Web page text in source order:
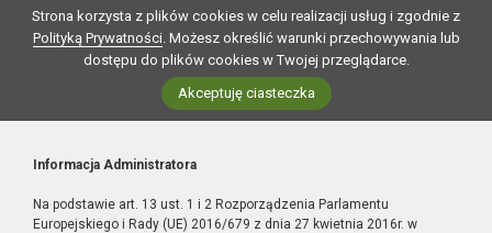
Strona korzysta z plików cookies w celu realizacji usług i zgodnie z
Polityką Prywatności. Możesz określić warunki przechowywania lub
dostępu do plików cookies w Twojej przeglądarce.
Akceptuję ciasteczka
Informacja Administratora
Na podstawie art. 13 ust. 1 i 2 Rozporządzenia Parlamentu
Europejskiego i Rady (UE) 2016/679 z dnia 27 kwietnia 2016r. w